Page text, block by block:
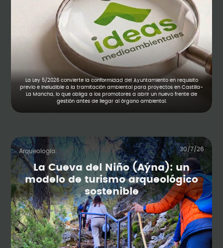
La Ley 5/2026 convierte la conformidad del Ayuntamiento en requisito
previo e ineludible a la tramitación ambiental para proyectos en Castilla-
La Mancha, lo que obliga a los promotores a abrir un nuevo frente de
gestión antes de llegar al órgano ambiental.
Arqueología 30/7/26
La Cueva del Niño (Aýna): un
modelo de turismo arqueológico
sostenible